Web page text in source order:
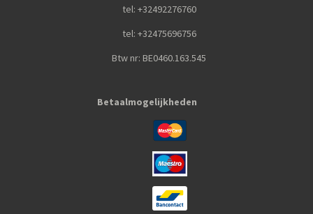
tel: +32492276760
tel: +32475696756
Btw nr: BE0460.163.545
Betaalmogelijkheden